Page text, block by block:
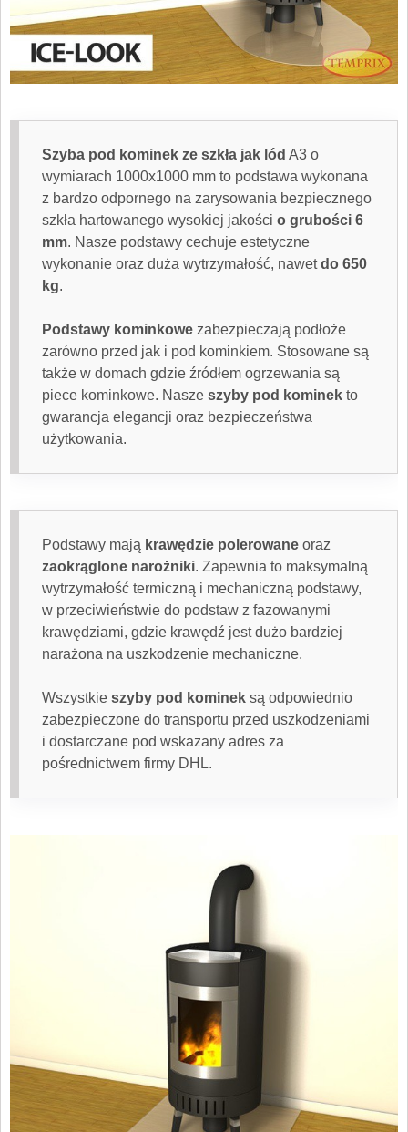
Szyba pod kominek ze szkła jak lód A3 o
wymiarach 1000x1000 mm to podstawa wykonana
z bardzo odpornego na zarysowania bezpiecznego
szkła hartowanego wysokiej jakości o grubości 6
mm. Nasze podstawy cechuje estetyczne
wykonanie oraz duża wytrzymałość, nawetdo 650
kg.
Podstawy kominkowe zabezpieczają podłoże
zarówno przed jak i pod kominkiem. Stosowane są
także w domach gdzie źródłem ogrzewania są
piece kominkowe. Nasze szyby pod kominek to
gwarancja elegancji oraz bezpieczeństwa
użytkowania.
Podstawy mają krawędzie polerowane oraz
zaokrąglone narożniki. Zapewnia to maksymalną
wytrzymałość termiczną i mechaniczną podstawy,
w przeciwieństwie do podstaw z fazowanymi
krawędziami, gdzie krawędź jest dużo bardziej
narażona na uszkodzenie mechaniczne.
Wszystkie szyby pod kominek są odpowiednio
zabezpieczone do transportu przed uszkodzeniami
i dostarczane pod wskazany adres za
pośrednictwem firmy DHL.